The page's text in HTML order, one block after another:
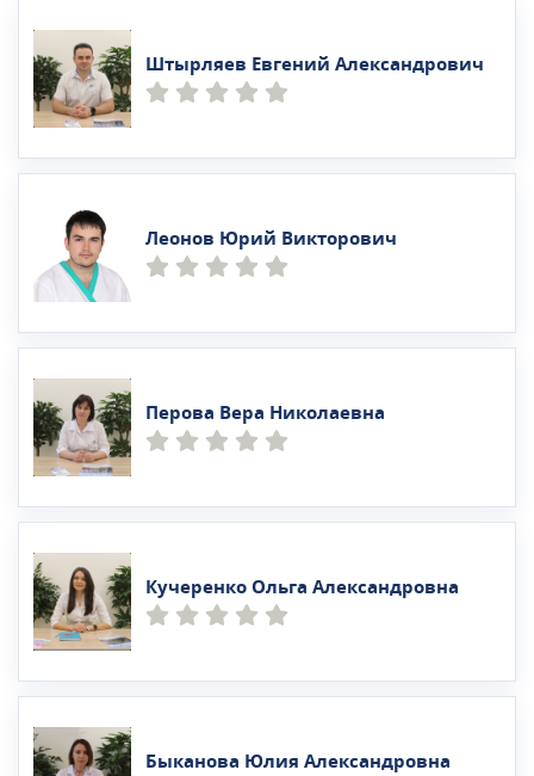
Штырляев Евгений Александрович
Леонов Юрий Викторович
Перова Вера Николаевна
Кучеренко Ольга Александровна
Быканова Юлия Александровна